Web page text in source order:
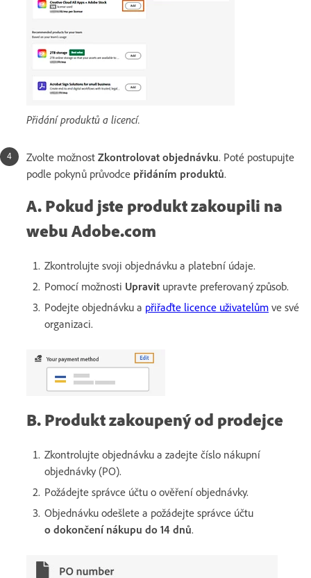
Přidání produktů a licencí.
Zvolte možnost Zkontrolovat objednávku. Poté postupujte
podle pokynů průvodce přidáním produktů.
A. Pokud jste produkt zakoupili na
webu Adobe.com
Zkontrolujte svoji objednávku a platební údaje.
Pomocí možnosti Upravit upravte preferovaný způsob.
Podejte objednávku a přiřaďte licence uživatelům ve své
organizaci.
B. Produkt zakoupený od prodejce
Zkontrolujte objednávku a zadejte číslo nákupní
objednávky (PO).
Požádejte správce účtu o ověření objednávky.
Objednávku odešlete a požádejte správce účtu
o dokončení nákupu do 14 dnů.